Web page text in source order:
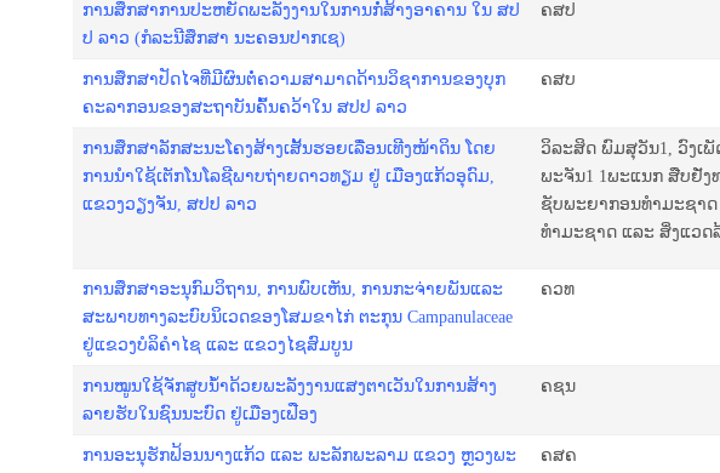
​ການ​ສຶກ​ສາ​ການ​ປະ​ຫຍັດ​ພະ​ລັງ​ງ​ານ​ໃນ​ການ​ກໍ່​ສ້າງ​ອາ​ຄານ ໃນ ສ​ປ​
ປ ລາວ (ກໍ​ລະ​ນີ​ສຶກ​ສາ ນະ​ຄອນ​ປາ​ກ​ເຊ)
ຄ​ສ​ປ
ການ​ສຶກ​ສາ​ປັດ​ໄຈ​ທີ່​ມີ​ຜົນ​ຕໍ່​ຄວາມ​ສາ​ມາດ​ດ້ານ​ວິ​ຊາ​ການ​ຂອງບຸກ​
ຄະ​ລາ​ກອນ​ຂອງ​ສະ​ຖາ​ບັນ​ຄົ້ນ​ຄວ້າ​ໃນ ສ​ປ​ປ ລາວ
ຄສບ
ການສຶກສາລັກສະນະໂຄງສ້າງເສັ້ນຮອຍເລື່ອນເທີງໜ້າດິນ ໂດຍ
ການນຳໃຊ້ເຕັກໂນໂລຊີພາບຖ່າຍດາວທຽມ ຢູ່ ເມືອງແກ້ວອຸດົມ,
ແຂວງວຽງຈັນ, ສປປ ລາວ
ວິລະສິດ ພົມສຸວັນ1, ວົງເ
ພະຈັນ1 1ພະແນກ ສືບຢັ່ງ
ຊັບພະຍາກອນທຳມະຊາ
ທຳມະຊາດ ແລະ ສິ່ງແວດ
ການ​ສຶກ​ສາ​ອະ​ນຸ​ກົມ​ວິ​ຖານ, ການ​ພົບ​ເຫັນ, ການ​ກະ​ຈ່າຍ​ພັນແລະ
ສະ​ພາບ​ທາງ​ລະ​ບົບ​ນິ​ເວດ​ຂອງ​ໂສມ​​ຂາ​ໄກ່ ຕະ​ກຸນ Campanulaceae
ຢູ່​ແຂວງ​ບໍ​ລິ​ຄຳ​ໄຊ ແລະ ແຂວງ​ໄຊສົມບູນ
ຄ​ວ​ທ
ການ​ໝູນ​ໃຊ້​ຈັກ​​ສູບ​ນ້ຳ​ດ້ວຍ​ພະ​ລັງ​ງານ​ແສງ​ຕາ​ເວັນ​ໃນ​ການ​ສ້າງ
ລາຍ​ຮັບ​ໃນ​ຊົນ​ນະ​ບົດ ຢູ່​ເມືອງ​ເຟືອງ
ຄຊນ
ການ​ອະ​ນຸ​ຮັກ​ຟ້ອນ​ນາງ​ແກ້ວ ແລະ ພະ​ລັກ​ພະ​ລາມ ແຂວງ ຫຼວງ​ພະ​
ຄສຄ